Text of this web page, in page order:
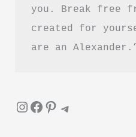
you. Break free
created for
are an
InstagramFacebook Pinterest Telegram